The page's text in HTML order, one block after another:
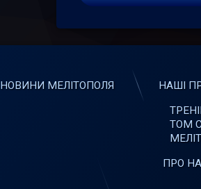
НОВИНИ МЕЛІТОПОЛЯ
НАШІ
ТОМ
ПРО